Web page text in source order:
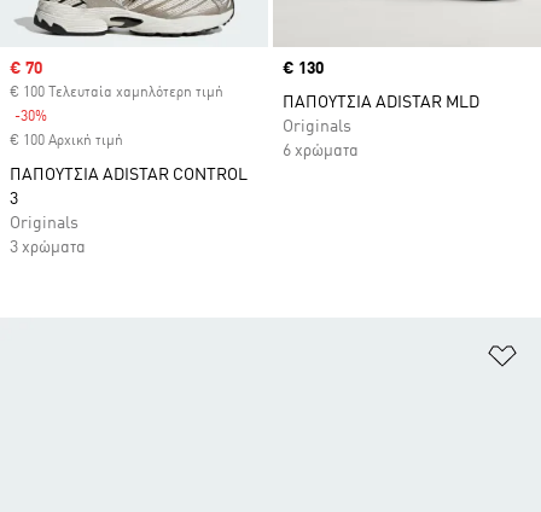
Sale price
€ 70
€ 100 Τελευταία χαμηλότερη τιμή
-30%
€ 100 Αρχική τιμή
ΠΑΠΟΥΤΣΙΑ ADISTAR CONTROL
3
Originals
3 χρώματα
Price
€ 130
ΠΑΠΟΥΤΣΙΑ ADISTAR MLD
Originals
6 χρώματα